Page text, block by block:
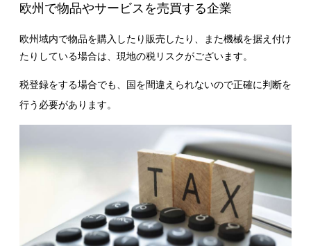
欧州で物品やサービスを売買する企業
欧州域内で物品を購入したり販売したり、また機械を据え付け
たりしている場合は、現地の税リスクがございます。
税登録をする場合でも、国を間違えられないので正確に判断を
行う必要があります。